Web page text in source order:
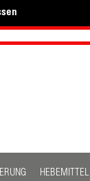
HEBEMITTEL